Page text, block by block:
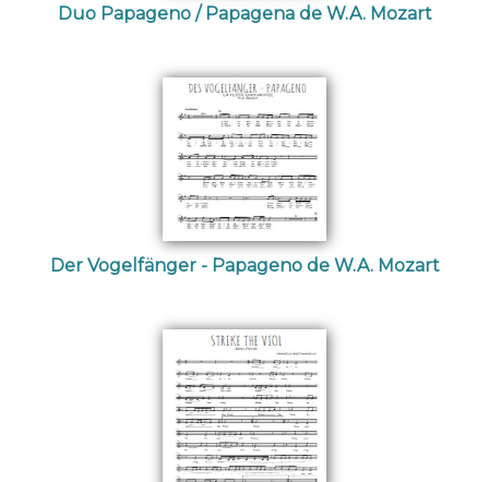
Duo Papageno / Papagena de W.A. Mozart
Der Vogelfänger - Papageno de W.A. Mozart